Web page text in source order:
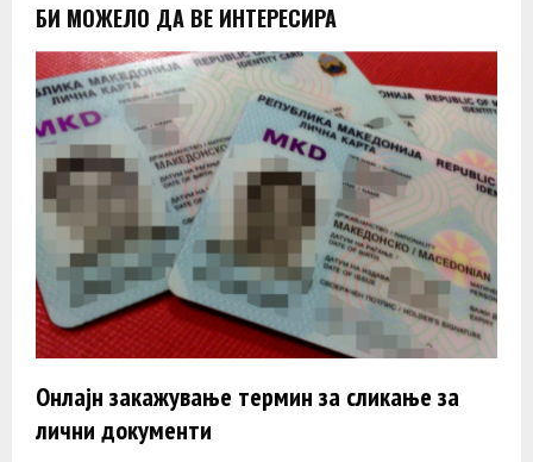
БИ МОЖЕЛО ДА ВЕ ИНТЕРЕСИРА
Онлајн закажување термин за сликање за
лични документи